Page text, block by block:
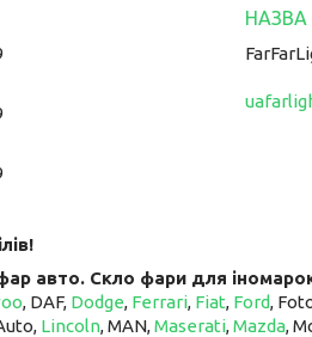
авто. Скло фари для
, DAF, Dodge, Ferrari, Fiat, Ford,
Lincoln, MAN,Maserati,Mazda,